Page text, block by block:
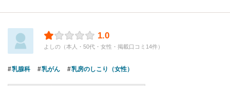
1.0
よしの（本人・50代・女性・掲載口コミ14件）
乳腺科 乳がん 乳房のしこり（女性）